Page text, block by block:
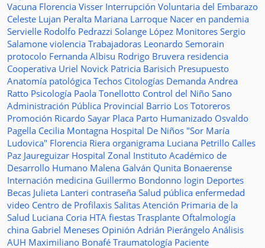
Vacuna Florencia Visser Interrupción Voluntaria del Embarazo
Celeste Lujan Peralta Mariana Larroque Nacer en pandemia
Servielle Rodolfo Pedrazzi Solange López Monitores Sergio
Salamone violencia Trabajadoras Leonardo Semorain
protocolo Fernanda Albisu Rodrigo Bruvera residencia
Cooperativa Uriel Novick Patricia Barisich Presupuesto
Anatomía patológica Techos Citologías Demanda Andrea
Ratto Psicología Paola Tonellotto Control del Niño Sano
Administración Pública Provincial Barrio Los Totoreros
Promoción Ricardo Sayar Placa Parto Humanizado Osvaldo
Pagella Cecilia Montagna Hospital De Niños "Sor María
Ludovica" Florencia Riera organigrama Luciana Petrillo Calles
Paz Jaureguizar Hospital Zonal Instituto Académico de
Desarrollo Humano Malena Galván Qunita Bonaerense
Internación medicina Guillermo Bondonno login Deportes
Becas Julieta Lanteri contraseña Salud pública enfermedad
video Centro de Profilaxis Salitas Atención Primaria de la
Salud Luciana Coria HTA fiestas Trasplante Oftalmología
china Gabriel Meneses Opinión Adrián Pierángelo Análisis
AUH Maximiliano Bonafé Traumatología Paciente